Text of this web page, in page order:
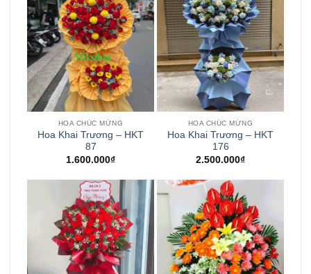
HOA CHÚC MỪNG
Hoa Khai Trương – HKT
87
1.600.000₫
HOA CHÚC MỪNG
Hoa Khai Trương – HKT
176
2.500.000₫